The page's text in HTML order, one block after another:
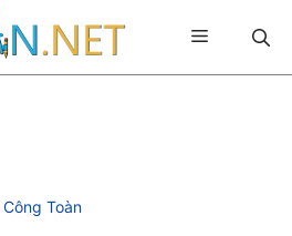
Menu
Công Toàn